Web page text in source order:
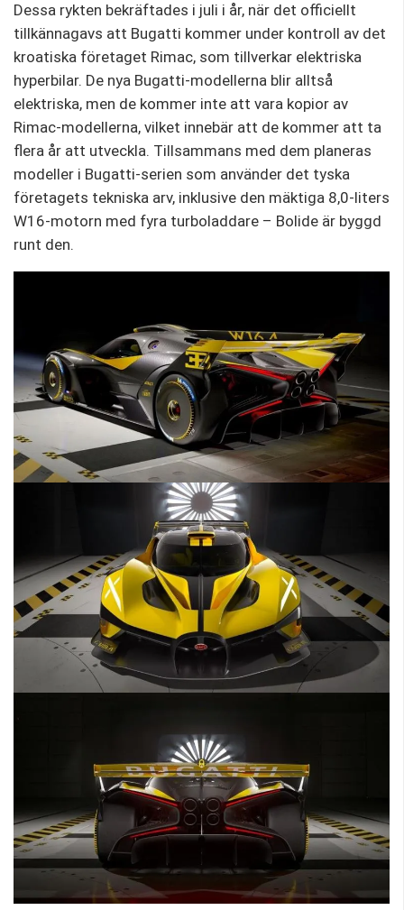
Dessa rykten bekräftades i juli i år, när det officiellt
tillkännagavs att Bugatti kommer under kontroll av det
kroatiska företaget Rimac, som tillverkar elektriska
hyperbilar. De nya Bugatti-modellerna blir alltså
elektriska, men de kommer inte att vara kopior av
Rimac-modellerna, vilket innebär att de kommer att ta
flera år att utveckla. Tillsammans med dem planeras
modeller i Bugatti-serien som använder det tyska
företagets tekniska arv, inklusive den mäktiga 8,0-liters
W16-motorn med fyra turboladdare – Bolide är byggd
runt den.